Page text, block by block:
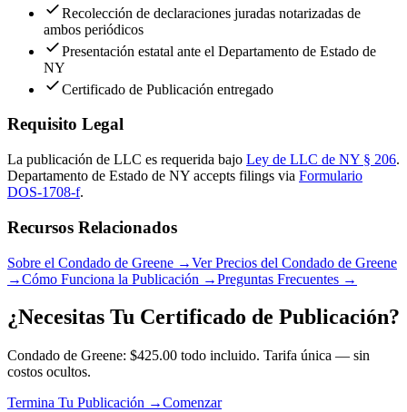
Recolección de declaraciones juradas notarizadas de
ambos periódicos
Presentación estatal ante el Departamento de Estado de
NY
Certificado de Publicación entregado
Requisito Legal
La publicación de LLC es requerida bajo Ley de LLC de NY § 206.
Departamento de Estado de NY accepts filings via Formulario
DOS-1708-f.
Recursos Relacionados
Sobre el Condado de Greene →Ver Precios del Condado de Greene
→Cómo Funciona la Publicación →Preguntas Frecuentes →
¿Necesitas Tu Certificado de Publicación?
Condado de Greene: $425.00 todo incluido. Tarifa única — sin
costos ocultos.
Termina Tu Publicación →Comenzar